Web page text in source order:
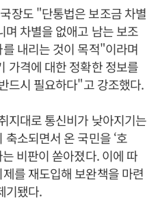
장도 "단통법은 보조금 차별
차별을 없애고 남는 보조
내리는 것이 목적"이라며
가격에 대한 정확한 정보를
드시 필요하다"고 강조했다.
지대로 통신비가 낮아지기는
소되면서 온 국민을 ‘호
비판이 쏟아졌다. 이에 따
를 재도입해 보완책을 마련
기됐다.